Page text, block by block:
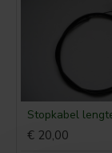
Stopkabel
€ 20,00